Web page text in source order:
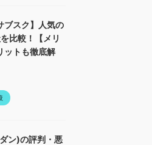
ブスク】人気の
比較！【メリ
ットも徹底解
ン)の評判・悪